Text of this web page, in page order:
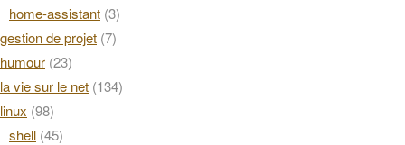
home-assistant (3)
gestion de projet (7)
humour (23)
la vie sur le net (134)
linux (98)
shell (45)